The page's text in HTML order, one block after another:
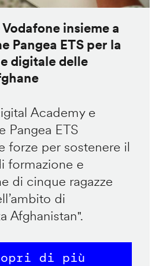
insieme a
Pangea ETS per la
digitale delle
Academy e
Pangea ETS
forze per sostenere il
formazione e
di cinque ragazze
di
Afghanistan".
di più